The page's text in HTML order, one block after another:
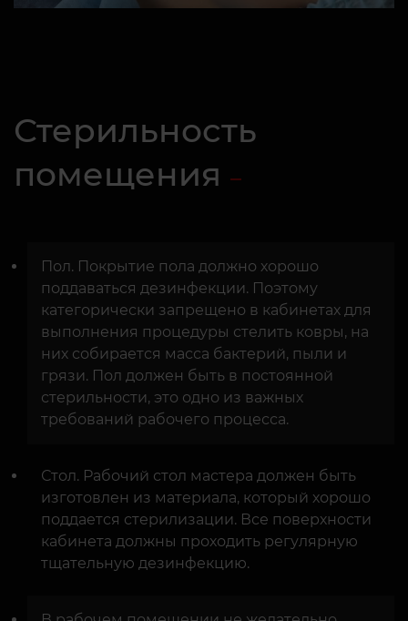
Стерильность
помещения
Пол. Покрытие пола должно хорошо
поддаваться дезинфекции. Поэтому
категорически запрещено в кабинетах для
выполнения процедуры стелить ковры, на
них собирается масса бактерий, пыли и
грязи. Пол должен быть в постоянной
стерильности, это одно из важных
требований рабочего процесса.
Стол. Рабочий стол мастера должен быть
изготовлен из материала, который хорошо
поддается стерилизации. Все поверхности
кабинета должны проходить регулярную
тщательную дезинфекцию.